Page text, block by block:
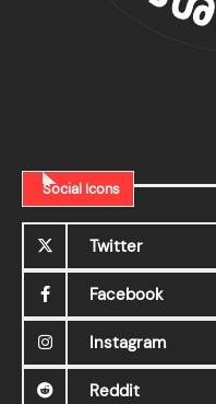
Social Icons
Twitter
Facebook
Instagram
Reddit